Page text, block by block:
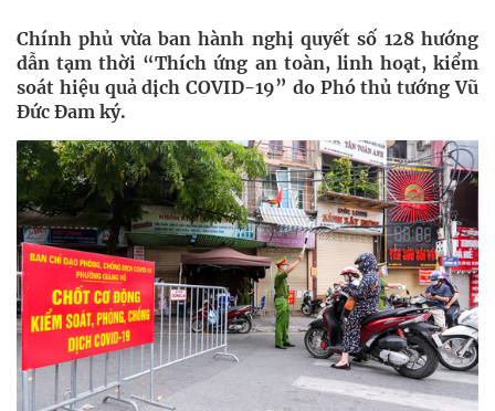
Chính phủ vừa ban hành nghị quyết số 128 hướng
dẫn tạm thời “Thích ứng an toàn, linh hoạt, kiểm
soát hiệu quả dịch COVID-19” do Phó thủ tướng Vũ
Đức Đam ký.